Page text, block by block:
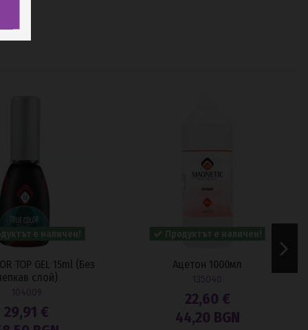
TOP GEL 15ml (Без
слой)
29,91 €
Ацетон 1000мл
22,60 €
44,20 BGN